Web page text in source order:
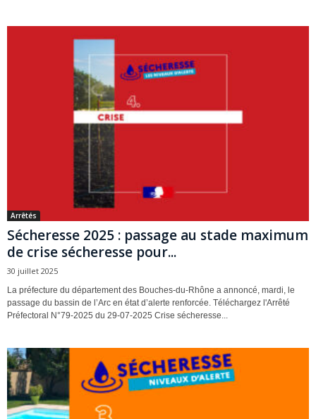
Arrêtés
Sécheresse 2025 : passage au stade maximum
de crise sécheresse pour...
30 juillet 2025
La préfecture du département des Bouches-du-Rhône a annoncé, mardi, le
passage du bassin de l’Arc en état d’alerte renforcée. Téléchargez l'Arrêté
Préfectoral N°79-2025 du 29-07-2025 Crise sécheresse...